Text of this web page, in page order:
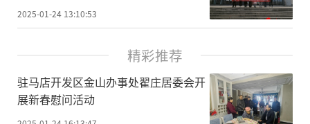
2025-01-24 13:10:53
精彩推荐
驻马店开发区金山办事处翟庄居委会开
展新春慰问活动